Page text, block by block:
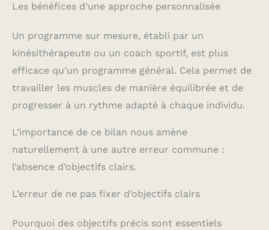
Les bénéfices d’une approche personnalisée
Un programme sur mesure, établi par un
kinésithérapeute ou un coach sportif, est plus
efficace qu’un programme général. Cela permet de
travailler les muscles de manière équilibrée et de
progresser à un rythme adapté à chaque individu.
L’importance de ce bilan nous amène
naturellement à une autre erreur commune :
l’absence d’objectifs clairs.
L’erreur de ne pas fixer d’objectifs clairs
Pourquoi des objectifs précis sont essentiels